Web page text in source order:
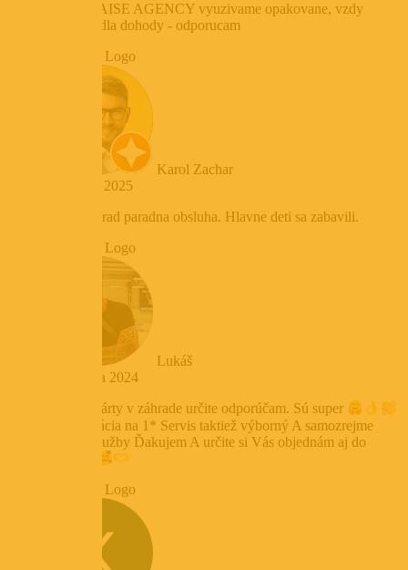
Sluzby RAISE AGENCY vyuzivame opakovane, vzdy
vsetko podla dohody - odporucam
Karol Zachar
27. marca 2025
Paradny hrad paradna obsluha. Hlavne deti sa zabavili.
Lukáš
3. februára 2024
služby - Párty v záhrade určite odporúčam. Sú super
Komunikácia na 1* Servis taktiež výborný A samozrejme
kvalitné služby Ďakujem A určite si Vás objednám aj do